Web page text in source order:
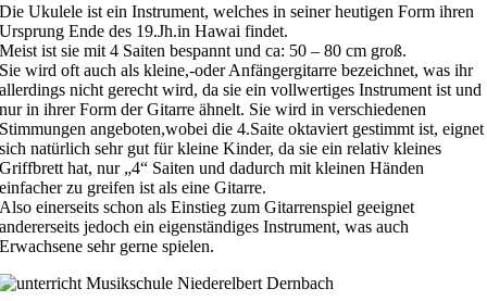
Die Ukulele ist ein Instrument, welches in seiner heutigen Form ihren
Ursprung Ende des 19.Jh.in Hawai findet.
Meist ist sie mit 4 Saiten bespannt und ca: 50 – 80 cm groß.
Sie wird oft auch als kleine,-oder Anfängergitarre bezeichnet, was ihr
allerdings nicht gerecht wird, da sie ein vollwertiges Instrument ist und
nur in ihrer Form der Gitarre ähnelt. Sie wird in verschiedenen
Stimmungen angeboten,wobei die 4.Saite oktaviert gestimmt ist, eignet
sich natürlich sehr gut für kleine Kinder, da sie ein relativ kleines
Griffbrett hat, nur „4“ Saiten und dadurch mit kleinen Händen
einfacher zu greifen ist als eine Gitarre.
Also einerseits schon als Einstieg zum Gitarrenspiel geeignet
andererseits jedoch ein eigenständiges Instrument, was auch
Erwachsene sehr gerne spielen.